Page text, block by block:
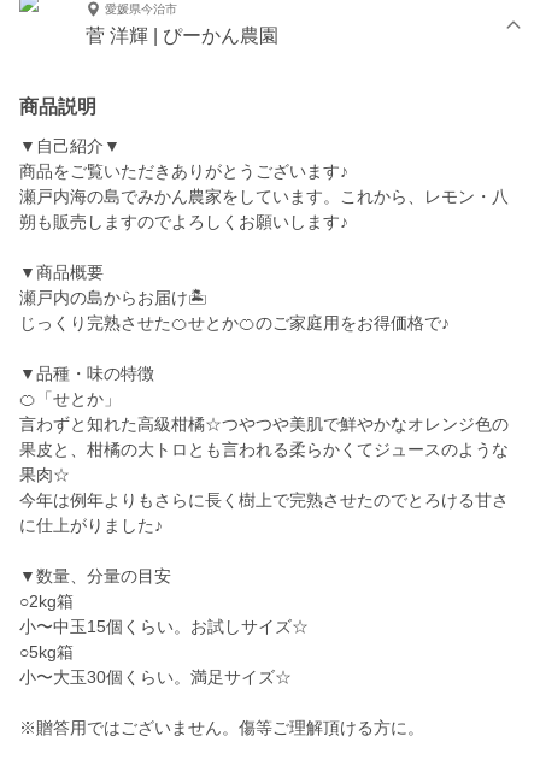
愛媛県今治市
菅 洋輝 | ぴーかん農園
商品説明
▼自己紹介▼
商品をご覧いただきありがとうございます♪
瀬戸内海の島でみかん農家をしています。これから、レモン・八
朔も販売しますのでよろしくお願いします♪
▼商品概要
瀬戸内の島からお届け🏝️
じっくり完熟させた🍊せとか🍊のご家庭用をお得価格で♪
▼品種・味の特徴
🍊「せとか」
言わずと知れた高級柑橘☆つやつや美肌で鮮やかなオレンジ色の
果皮と、柑橘の大トロとも言われる柔らかくてジュースのような
果肉☆
今年は例年よりもさらに長く樹上で完熟させたのでとろける甘さ
に仕上がりました♪
▼数量、分量の目安
○2kg箱
小〜中玉15個くらい。お試しサイズ☆
○5kg箱
小〜大玉30個くらい。満足サイズ☆
※贈答用ではございません。傷等ご理解頂ける方に。